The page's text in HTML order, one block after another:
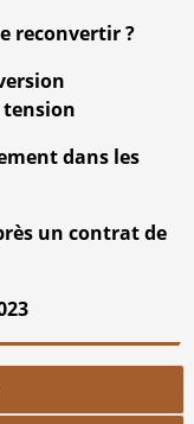
reconvertir ?
tension
dans les
un contrat de